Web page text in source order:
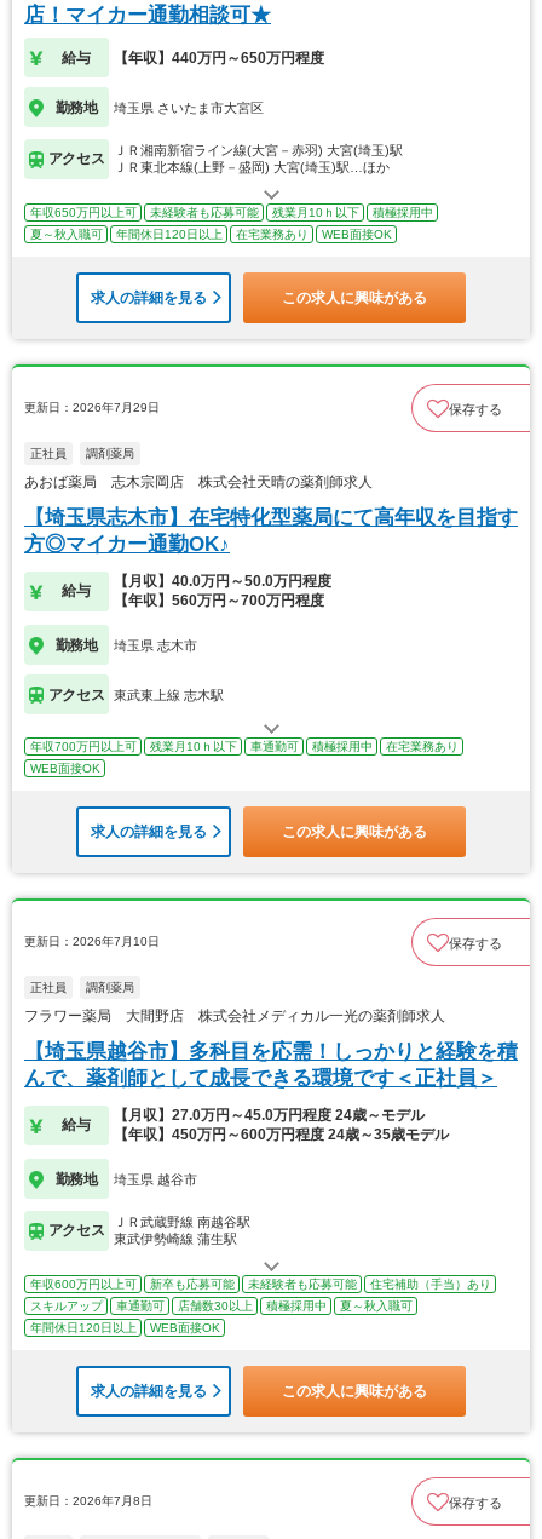
店！マイカー通勤相談可★
給与 【年収】440万円～650万円程度
勤務地 埼玉県 さいたま市大宮区
アクセス
ＪＲ湘南新宿ライン線(大宮－赤羽) 大宮(埼玉)駅
ＪＲ東北本線(上野－盛岡) 大宮(埼玉)駅…ほか
年収650万円以上可 未経験者も応募可能 残業月10ｈ以下
積極採用中
夏～秋入職可
年間休日120日以上 在宅業務あり WEB面接OK
求人の詳細を見る この求人に興味がある
更新日：2026年7月29日 保存する
正社員 調剤薬局
あおば薬局 志木宗岡店 株式会社天晴の薬剤師求人
【埼玉県志木市】在宅特化型薬局にて高年収を目指す
方◎マイカー通勤OK♪
給与
【月収】40.0万円～50.0万円程度
【年収】560万円～700万円程度
勤務地 埼玉県 志木市
アクセス 東武東上線 志木駅
年収700万円以上可 残業月10ｈ以下 車通勤可 積極採用中
在宅業務あり
WEB面接OK
求人の詳細を見る この求人に興味がある
更新日：2026年7月10日 保存する
正社員 調剤薬局
フラワー薬局 大間野店 株式会社メディカル一光の薬剤師求人
【埼玉県越谷市】多科目を応需！しっかりと経験を積
んで、薬剤師として成長できる環境です＜正社員＞
給与
【月収】27.0万円～45.0万円程度 24歳～モデル
【年収】450万円～600万円程度 24歳～35歳モデル
勤務地 埼玉県 越谷市
アクセス
ＪＲ武蔵野線 南越谷駅
東武伊勢崎線 蒲生駅
年収600万円以上可 新卒も応募可能 未経験者も応募可能
住宅補助（手当）あり
スキルアップ
車通勤可 店舗数30以上 積極採用中
夏～秋入職可
年間休日120日以上
WEB面接OK
求人の詳細を見る この求人に興味がある
更新日：2026年7月8日 保存する